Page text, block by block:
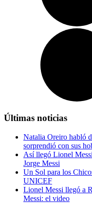
Últimas noticias
Natalia Oreiro habló
sorprendió con sus
Así llegó Lionel
Jorge Messi
Un Sol para los
UNICEF
Lionel Messi llegó a
Messi: el video